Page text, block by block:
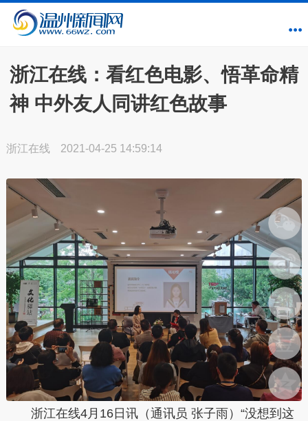
浙江在线：看红色电影、悟革命精
神 中外友人同讲红色故事
浙江在线 2021-04-25 14:59:14
浙江在线4月16日讯（通讯员 张子雨）“没想到这